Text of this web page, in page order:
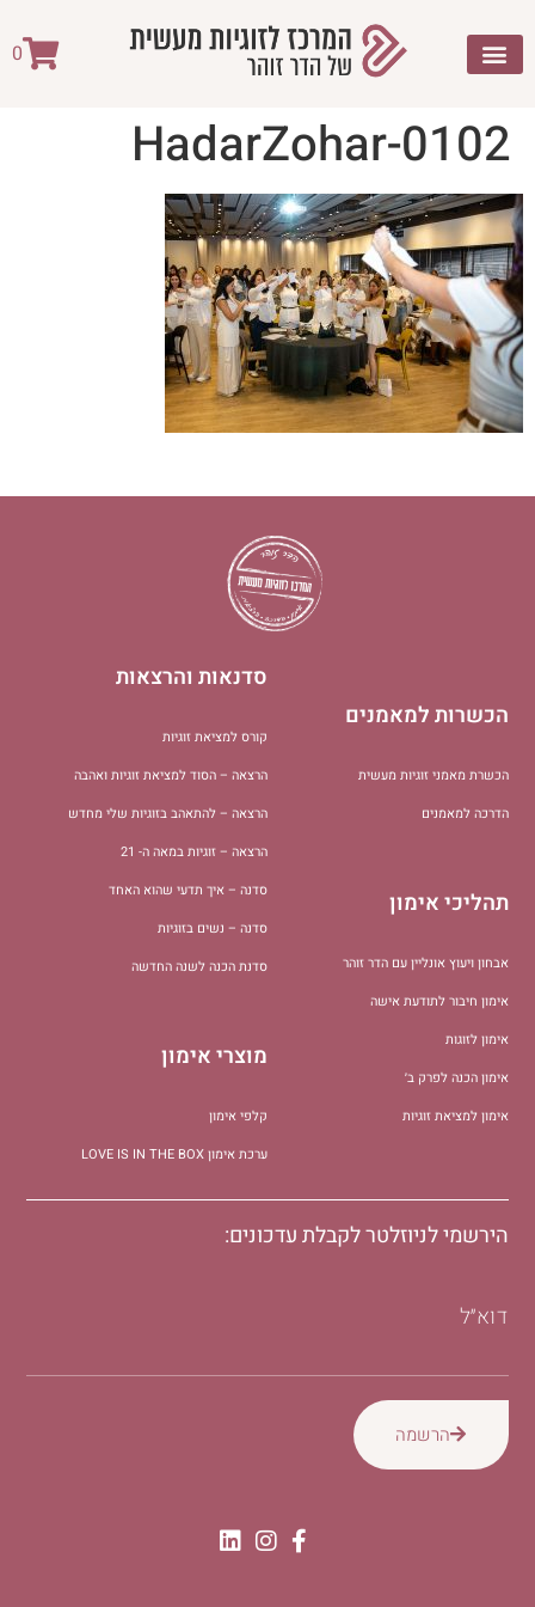
0
HadarZohar-0102
הכשרות למאמנים
הכשרת מאמני זוגיות מעשית
הדרכה למאמנים
תהליכי אימון
אבחון ויעוץ אונליין עם הדר זוהר
אימון חיבור לתודעת אישה
אימון לזוגות
אימון הכנה לפרק ב׳
אימון למציאת זוגיות
סדנאות והרצאות
קורס למציאת זוגיות
הרצאה – הסוד למציאת זוגיות ואהבה
הרצאה – להתאהב בזוגיות שלי מחדש
הרצאה – זוגיות במאה ה- 21
סדנה – איך תדעי שהוא האחד
סדנה – נשים בזוגיות
סדנת הכנה לשנה החדשה
מוצרי אימון
קלפי אימון
ערכת אימון LOVE IS IN THE BOX
הירשמי לניוזלטר לקבלת עדכונים:
דוא״ל
הרשמה